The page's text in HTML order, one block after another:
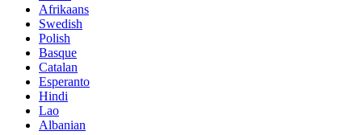
Afrikaans
Swedish
Polish
Basque
Catalan
Esperanto
Hindi
Lao
Albanian